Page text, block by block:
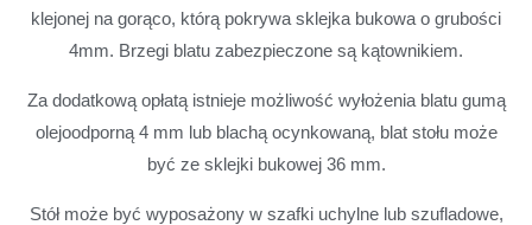
klejonej na gorąco, którą pokrywa sklejka bukowa o grubości
4mm. Brzegi blatu zabezpieczone są kątownikiem.
Za dodatkową opłatą istnieje możliwość wyłożenia blatu gumą
olejoodporną 4 mm lub blachą ocynkowaną, blat stołu może
być ze sklejki bukowej 36 mm.
Stół może być wyposażony w szafki uchylne lub szufladowe,